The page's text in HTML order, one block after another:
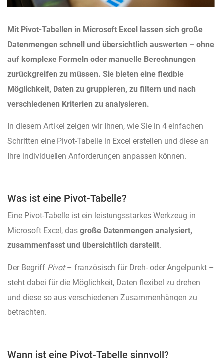
Mit Pivot-Tabellen in Microsoft Excel lassen sich große
Datenmengen schnell und übersichtlich auswerten – ohne
auf komplexe Formeln oder manuelle Berechnungen
zurückgreifen zu müssen. Sie bieten eine flexible
Möglichkeit, Daten zu gruppieren, zu filtern und nach
verschiedenen Kriterien zu analysieren.
In diesem Artikel zeigen wir Ihnen, wie Sie in 4 einfachen
Schritten eine Pivot-Tabelle in Excel erstellen und diese an
Ihre individuellen Anforderungen anpassen können.
Was ist eine Pivot-Tabelle?
Eine Pivot-Tabelle ist ein leistungsstarkes Werkzeug in
Microsoft Excel, das große Datenmengen analysiert,
zusammenfasst und übersichtlich darstellt.
Der Begriff Pivot– französisch für Dreh- oder Angelpunkt –
steht dabei für die Möglichkeit, Daten flexibel zu drehen
und diese so aus verschiedenen Zusammenhängen zu
betrachten.
Wann ist eine Pivot-Tabelle sinnvoll?